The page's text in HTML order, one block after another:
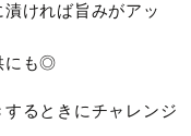
ければ旨みがアッ
にも◎
るときにチャレンジ